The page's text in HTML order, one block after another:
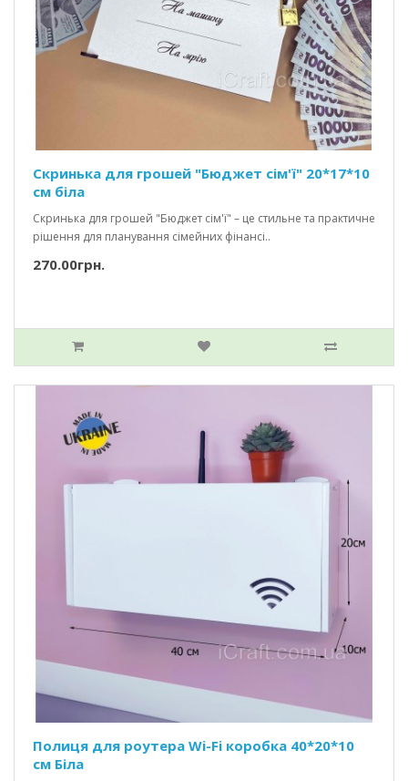
Скринька для грошей "Бюджет сім'ї" 20*17*10
см біла
Скринька для грошей "Бюджет сім'ї" – це стильне та практичне
рішення для планування сімейних фінансі..
270.00грн.
Полиця для роутера Wi-Fi коробка 40*20*10
см Біла